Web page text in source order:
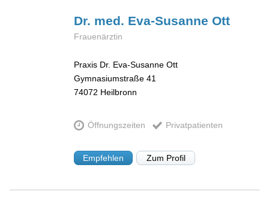
Dr. med. Eva-Susanne Ott
Frauenärztin
Praxis Dr. Eva-Susanne Ott
Gymnasiumstraße 41
74072 Heilbronn
Öffnungszeiten Privatpatienten
Empfehlen Zum Profil